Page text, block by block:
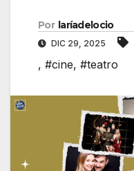
Por laríadelocio
DIC 29, 2025
, #cine, #teatro